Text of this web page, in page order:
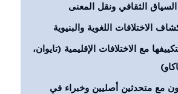
مع الاختلافات الإقليمية (تايوان،
مع متحدثين أصليين وخبراء في